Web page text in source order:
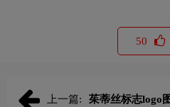
50
上一篇: 茱蒂丝标志logo